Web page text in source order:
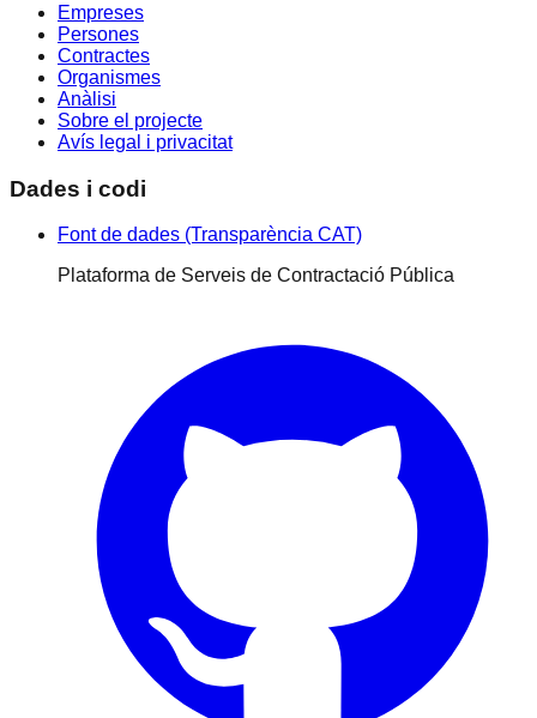
Empreses
Persones
Contractes
Organismes
Anàlisi
Sobre el projecte
Avís legal i privacitat
Dades i codi
Font de dades (Transparència CAT)
Plataforma de Serveis de Contractació Pública